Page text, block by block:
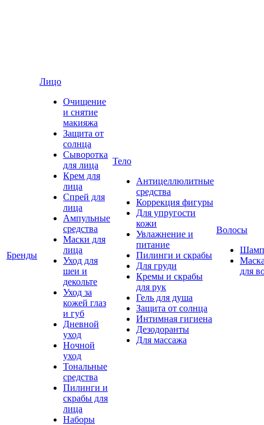
Бренды
Лицо
Очищение
и снятие
макияжа
Защита от
солнца
Сыворотка
для лица
Крем для
лица
Спрей для
лица
Ампульные
средства
Маски для
лица
Уход для
шеи и
декольте
Уход за
кожей глаз
и губ
Дневной
уход
Ночной
уход
Тональные
средства
Пилинги и
скрабы для
лица
Наборы
Тело
Антицеллюлитные
средства
Коррекция фигуры
Для упругости
кожи
Увлажнение и
питание
Пилинги и скрабы
Для груди
Кремы и скрабы
для рук
Гель для душа
Защита от солнца
Интимная гигиена
Дезодоранты
Для массажа
Волосы
для